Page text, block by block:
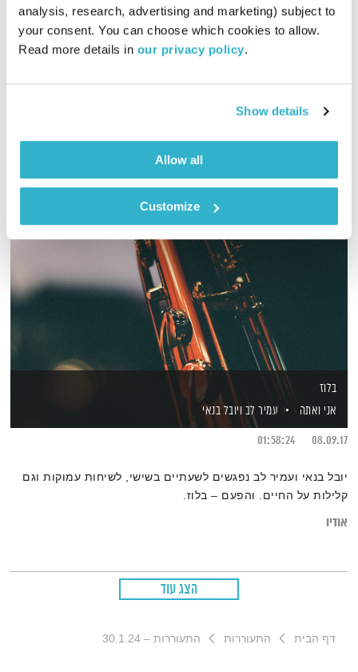
analysis, research, advertising and marketing) subject to
your consent. You can choose which cookies to allow.
Read more details in our privacy policy.
Show details
Allow all
Customize
גשרים וסודות
רובן להבויוסי בבליקי
אודיו
בלוז
אני ואתה
עמיר לב ויובל בנאי
08.09.17
01:58:24
יובל בנאי ועמיר לב נפגשים לשעתיים בשישי, לשיחות עמוקות וגם
קלילות על החיים. והפעם – בלוז.
אודיו
הצג עוד
דף הבית התעוררות התעוררות – 30.1.24